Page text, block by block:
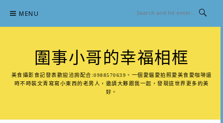
content
MENU
圍事小哥的幸福相框
美食攝影食記發表歡迎洽詢配合:0988570639。一個愛貓愛拍照愛美食愛咖啡還
時不時裝文青寫寫小東西的老男人，邀請大夥跟我一起，發現這世界更多的美
好。